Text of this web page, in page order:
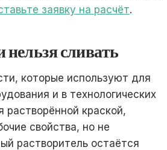
заявку на расчёт.
сливать
которые используют для
и в технологических
растворённой краской,
свойства, но не
растворитель остаётся